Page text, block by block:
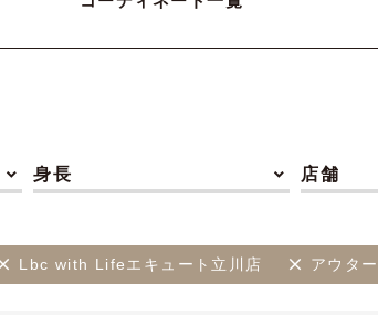
身長 店舗
Lbc with Lifeエキュート立川店 アウター